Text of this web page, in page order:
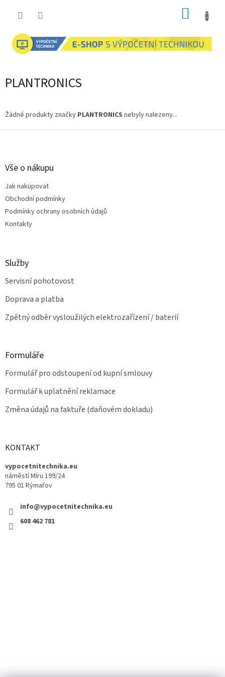
PLANTRONICS
Žádné produkty značky PLANTRONICS nebyly nalezeny...
Z
Vše o nákupu
Jak nakupovat
Obchodní podmínky
Podmínky ochrany osobních údajů
Kontakty
Služby
Servisní pohotovost
Doprava a platba
Zpětný odběr vysloužilých elektrozařízení / baterií
Formuláře
Formulář pro odstoupení od kupní smlouvy
Formulář k uplatnění reklamace
Změna údajů na faktuře (daňovém dokladu)
KONTAKT
vypocetnitechnika.eu
náměstí Míru 199/24
795 01 Rýmařov
info@vypocetnitechnika.eu
608 462 781